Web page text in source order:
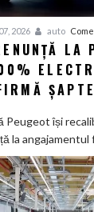
2026 auto
LA
Peugeot își
la